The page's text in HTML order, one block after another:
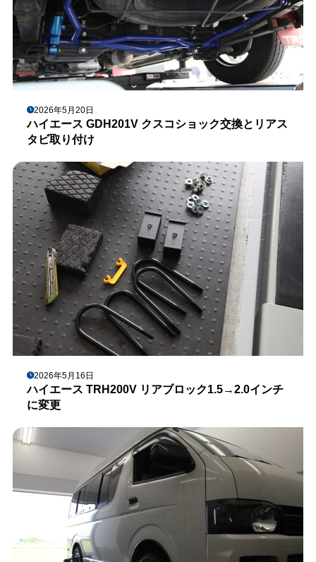
2026年5月20日
ハイエース GDH201V クスコショック交換とリアス
タビ取り付け
2026年5月16日
ハイエース TRH200V リアブロック1.5→2.0インチ
に変更